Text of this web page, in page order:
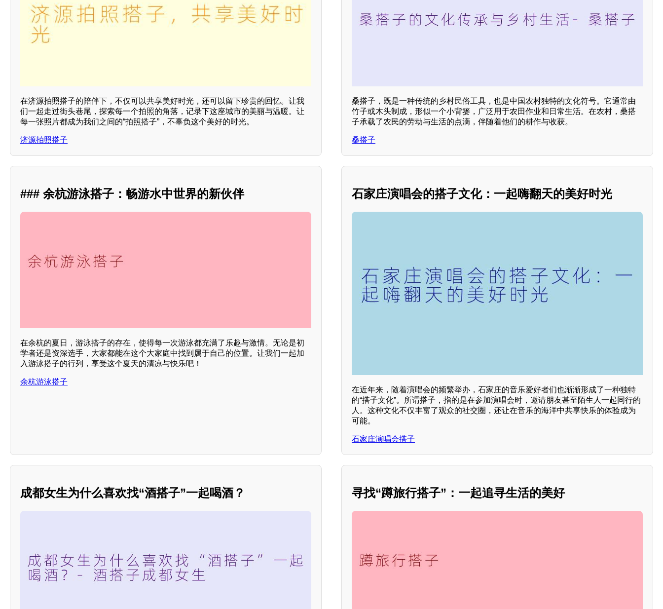
在济源拍照搭子的陪伴下，不仅可以共享美好时光，还可以留下珍贵的回忆。让我
们一起走过街头巷尾，探索每一个拍照的角落，记录下这座城市的美丽与温暖。让
每一张照片都成为我们之间的“拍照搭子”，不辜负这个美好的时光。
济源拍照搭子
桑搭子，既是一种传统的乡村民俗工具，也是中国农村独特的文化符号。它通常由
竹子或木头制成，形似一个小背篓，广泛用于农田作业和日常生活。在农村，桑搭
子承载了农民的劳动与生活的点滴，伴随着他们的耕作与收获。
桑搭子
### 余杭游泳搭子：畅游水中世界的新伙伴
在余杭的夏日，游泳搭子的存在，使得每一次游泳都充满了乐趣与激情。无论是初
学者还是资深选手，大家都能在这个大家庭中找到属于自己的位置。让我们一起加
入游泳搭子的行列，享受这个夏天的清凉与快乐吧！
余杭游泳搭子
石家庄演唱会的搭子文化：一起嗨翻天的美好时光
在近年来，随着演唱会的频繁举办，石家庄的音乐爱好者们也渐渐形成了一种独特
的“搭子文化”。所谓搭子，指的是在参加演唱会时，邀请朋友甚至陌生人一起同行的
人。这种文化不仅丰富了观众的社交圈，还让在音乐的海洋中共享快乐的体验成为
可能。
石家庄演唱会搭子
成都女生为什么喜欢找“酒搭子”一起喝酒？ 寻找“蹲旅行搭子”：一起追寻生活的美好